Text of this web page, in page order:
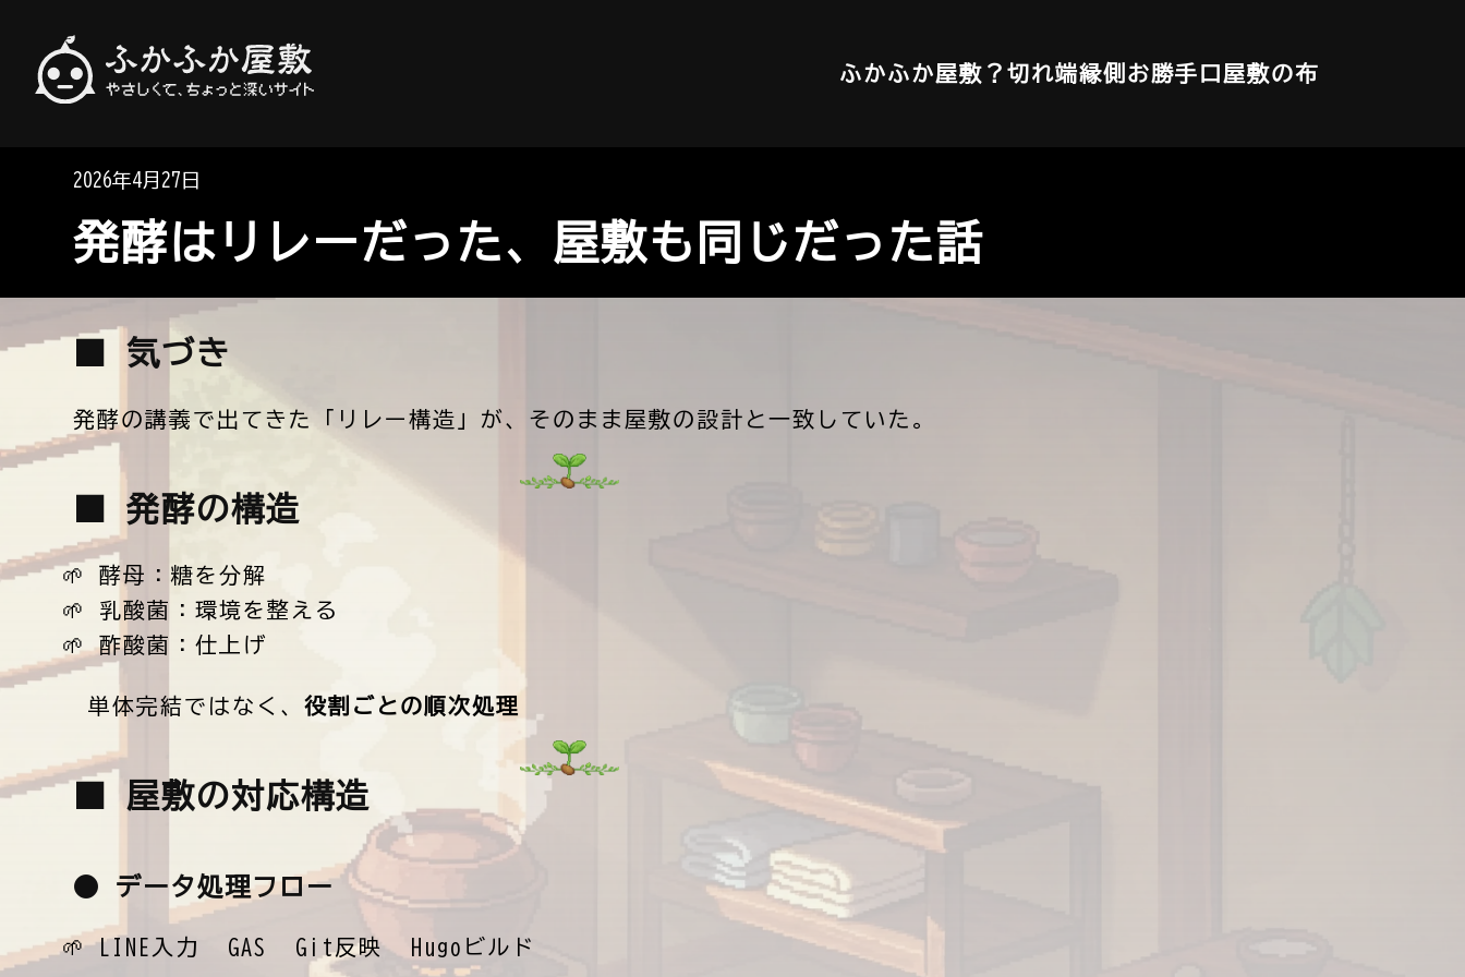
やさしくて、ちょっと深いサイト
ふかふか屋敷？ 切れ端縁側 お勝手口 屋敷の布
2026年4月27日
発酵はリレーだった、屋敷も同じだった話
■ 気づき
発酵の講義で出てきた「リレー構造」が、そのまま屋敷の設計と一致していた。
■ 発酵の構造
酵母：糖を分解
乳酸菌：環境を整える
酢酸菌：仕上げ
→ 単体完結ではなく、役割ごとの順次処理
■ 屋敷の対応構造
● データ処理フロー
LINE入力 → GAS → Git反映 → Hugoビルド